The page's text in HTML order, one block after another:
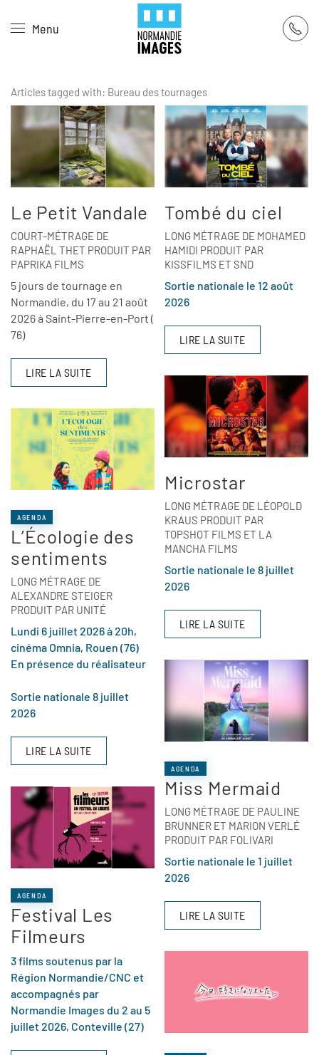
Skip to main content
Menu
Articles tagged with: Bureau des tournages
Le Petit Vandale
COURT-MÉTRAGE DE
RAPHAËL THET PRODUIT PAR
PAPRIKA FILMS
5 jours de tournage en
Normandie, du 17 au 21 août
2026 à Saint-Pierre-en-Port (
76)
LIRE LA SUITE
AGENDA
L’Écologie des
sentiments
LONG MÉTRAGE DE
ALEXANDRE STEIGER
PRODUIT PAR UNITÉ
Lundi 6 juillet 2026 à 20h,
cinéma Omnia, Rouen (76)
En présence du réalisateur
Sortie nationale 8 juillet
2026
LIRE LA SUITE
AGENDA
Festival Les
Filmeurs
3 films soutenus par la
Région Normandie/CNC et
accompagnés par
Normandie Images du 2 au 5
juillet 2026, Conteville (27)
Tombé du ciel
LONG MÉTRAGE DE MOHAMED
HAMIDI PRODUIT PAR
KISSFILMS ET SND
Sortie nationale le 12 août
2026
LIRE LA SUITE
Microstar
LONG MÉTRAGE DE LÉOPOLD
KRAUS PRODUIT PAR
TOPSHOT FILMS ET LA
MANCHA FILMS
Sortie nationale le 8 juillet
2026
LIRE LA SUITE
AGENDA
Miss Mermaid
LONG MÉTRAGE DE PAULINE
BRUNNER ET MARION VERLÉ
PRODUIT PAR FOLIVARI
Sortie nationale le 1 juillet
2026
LIRE LA SUITE
Panneau de gestion des cookies